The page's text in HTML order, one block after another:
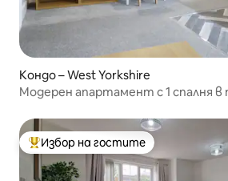
Кондо – West Yorkshire
Модерен апартамент с 1 спалня в
Най-популярен избор на гостите
Избор на гостите